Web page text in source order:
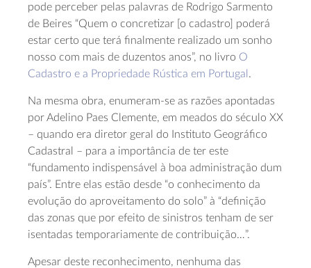
pode perceber pelas palavras de Rodrigo Sarmento
de Beires “Quem o concretizar [o cadastro] poderá
estar certo que terá finalmente realizado um sonho
nosso com mais de duzentos anos”, no livro O
Cadastro e a Propriedade Rústica em Portugal .
Na mesma obra, enumeram-se as razões apontadas
por Adelino Paes Clemente, em meados do século XX
– quando era diretor geral do Instituto Geográfico
Cadastral – para a importância de ter este
“fundamento indispensável à boa administração dum
país”. Entre elas estão desde “o conhecimento da
evolução do aproveitamento do solo” à “definição
das zonas que por efeito de sinistros tenham de ser
isentadas temporariamente de contribuição…”.
Apesar deste reconhecimento, nenhuma das